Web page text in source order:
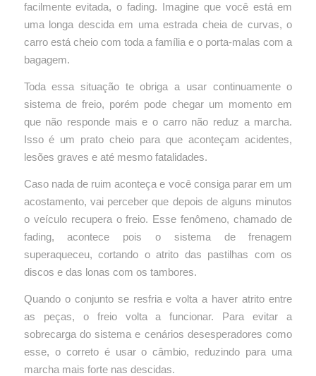
facilmente evitada, o fading. Imagine que você está em
uma longa descida em uma estrada cheia de curvas, o
carro está cheio com toda a família e o porta-malas com a
bagagem.
Toda essa situação te obriga a usar continuamente o
sistema de freio, porém pode chegar um momento em
que não responde mais e o carro não reduz a marcha.
Isso é um prato cheio para que aconteçam acidentes,
lesões graves e até mesmo fatalidades.
Caso nada de ruim aconteça e você consiga parar em um
acostamento, vai perceber que depois de alguns minutos
o veículo recupera o freio. Esse fenômeno, chamado de
fading, acontece pois o sistema de frenagem
superaqueceu, cortando o atrito das pastilhas com os
discos e das lonas com os tambores.
Quando o conjunto se resfria e volta a haver atrito entre
as peças, o freio volta a funcionar. Para evitar a
sobrecarga do sistema e cenários desesperadores como
esse, o correto é usar o câmbio, reduzindo para uma
marcha mais forte nas descidas.